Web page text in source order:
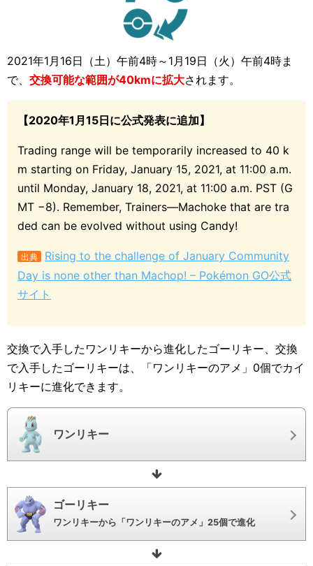
2021年1月16日（土）午前4時～1月19日（火）午前4時ま
で、 交換可能な範囲が40kmに拡大されます。
【2020年1月15日に公式発表に追加】
Trading range will be temporarily increased to 40 k
m starting on Friday, January 15, 2021, at 11:00 a.m.
until Monday, January 18, 2021, at 11:00 a.m. PST (G
MT −8). Remember, Trainers—Machoke that are tra
ded can be evolved without using Candy!
出典
Rising to the challenge of January Community
Day is none other than Machop! – Pokémon GO公式
サイト
交換で入手したワンリキーから進化したゴーリキー、交換
で入手したゴーリキーは、「ワンリキーのアメ」0個でカイ
リキーに進化できます。
ワンリキー
ゴーリキー
ワンリキーから「ワンリキーのアメ」25個で進化